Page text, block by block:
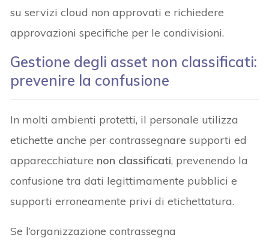
su servizi cloud non approvati e richiedere
approvazioni specifiche per le condivisioni.
Gestione degli asset non classificati:
prevenire la confusione
In molti ambienti protetti, il personale utilizza
etichette anche per contrassegnare supporti ed
apparecchiature non classificati, prevenendo la
confusione tra dati legittimamente pubblici e
supporti erroneamente privi di etichettatura.
Se l’organizzazione contrassegna